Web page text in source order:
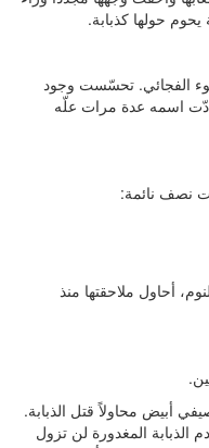
حولها كذبابة.
الفجائي. تحسّست وجود
رددّت اسمه عدة مرات علّه
نصف نائمة:
أحاول ملاحقتها منذ
أبيض محاولاً قتل الذبابة.
الذبابة المغدورة لن تزول